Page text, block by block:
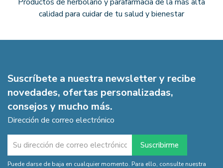
calidad para cuidar de tu salud y bienestar
Suscríbete a nuestra newsletter y recibe
novedades, ofertas personalizadas,
consejos y mucho más.
Dirección de correo electrónico
Puede darse de baja en cualquier momento. Para ello, consulte nuestra